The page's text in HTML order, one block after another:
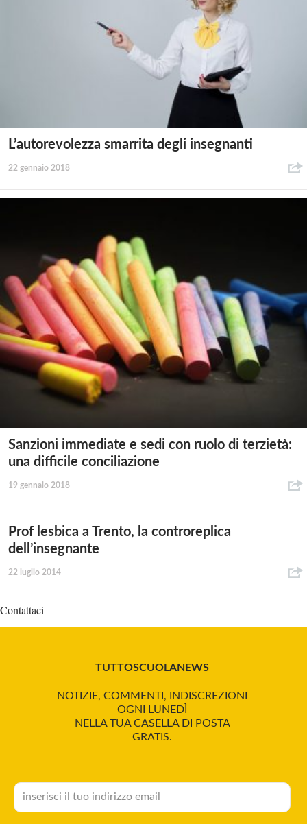
L’autorevolezza smarrita degli insegnanti
22 gennaio 2018
Sanzioni immediate e sedi con ruolo di terzietà:
una difficile conciliazione
19 gennaio 2018
Prof lesbica a Trento, la controreplica
dell’insegnante
22 luglio 2014
Contattaci
TUTTOSCUOLANEWS
NOTIZIE, COMMENTI, INDISCREZIONI
OGNI LUNEDÌ
NELLA TUA CASELLA DI POSTA
GRATIS.